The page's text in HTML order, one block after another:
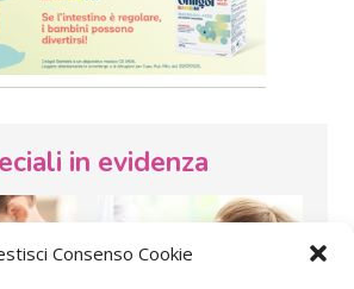
Consenso Cookie
in evidenza